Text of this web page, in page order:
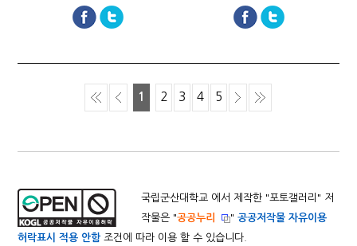
1 2 3 4 5
국립군산대학교 에서 제작한 "포토갤러리 " 저
작물은 "공공누리 "공공저작물 자유이용
허락표시 적용 안함조건에 따라 이용 할 수 있습니다.